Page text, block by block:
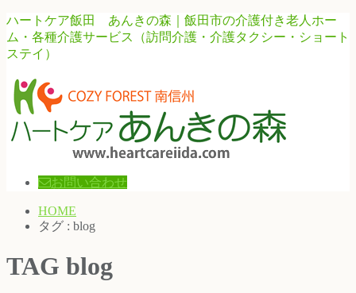
ハートケア飯田 あんきの森｜飯田市の介護付き老人ホー
ム・各種介護サービス（訪問介護・介護タクシー・ショート
ステイ）
お問い合わせ
HOME
タグ : blog
TAG blog